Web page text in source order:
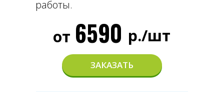
6590 р./шт
от
работы.
ЗАКАЗАТЬ